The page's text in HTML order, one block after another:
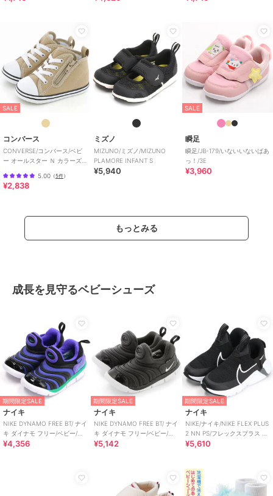
SALE
コンバース
CONVERSE/コンバース/ベビ
ー オールスター Ｎ カラーズ
5.00 （5件）
¥2,838
ミズノ
MIZUNO/ミズノ/MIZUNO
PLAMORE INFANT S
¥5,940
SALE
瞬足
瞬足/JB-179/いないいないばあ
っ！/3E
¥3,960
もっとみる
成長を見守るベビーシューズ
期間限定SALE
ナイキ
NIKE DYNAMO FREE BT/ ナイ
キ ダイナモ フリー/ベビー/ス
リッポン
¥4,356
期間限定SALE
ナイキ
NIKE DYNAMO FREE BT/ ナイ
キ ダイナモ フリー/ベビー/ス
リッポン
¥5,142
期間限定SALE
ナイキ
NIKE/ナイキ/NIKE FLEX PLUS
2 NN PS/フレックスプラス 2
PS
¥5,610